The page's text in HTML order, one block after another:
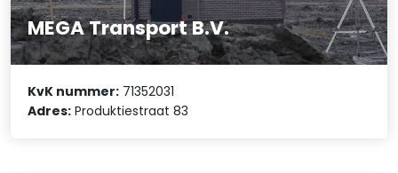
MEGA Transport B.V.
KvK nummer: 71352031
Adres: Produktiestraat 83